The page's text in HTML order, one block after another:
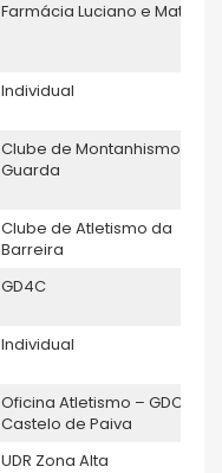
Farmácia Luciano e Matos
Individual
Clube de Montanhismo da
Guarda
Clube de Atletismo da
Barreira
GD4C
Individual
Oficina Atletismo – GDC
Castelo de Paiva
UDR Zona Alta